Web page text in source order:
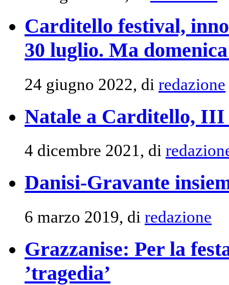
Carditello festival,
30 luglio. Ma
24 giugno 2022, di redazione
Natale a Carditello, III
4 dicembre 2021, di
Danisi-Gravante
6 marzo 2019, di redazione
Grazzanise: Per la
’tragedia’